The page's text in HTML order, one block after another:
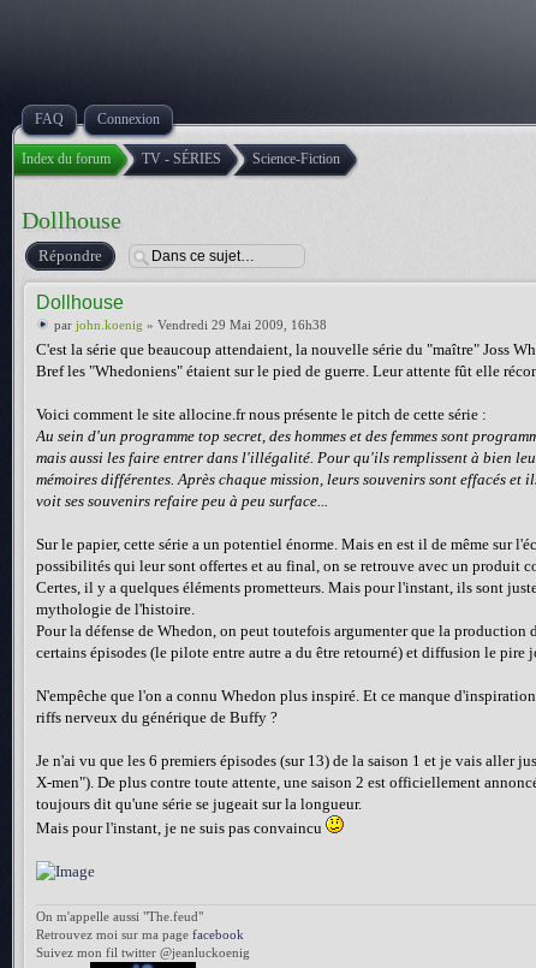
FAQ Connexion
Index du forum TV - SÉRIES Science-Fiction
Dollhouse
Répondre
Dollhouse
par john.koenig » Vendredi 29 Mai 2009, 16h38
C'est la série que beaucoup attendaient, la nouvelle série du "maître" Joss
Bref les "Whedoniens" étaient sur le pied de guerre. Leur attente fût elle
Voici comment le site allocine.fr nous présente le pitch de cette série :
Au sein d'un programme top secret, des hommes et des femmes sont
mais aussi les faire entrer dans l'illégalité. Pour qu'ils remplissent à bien
mémoires différentes. Après chaque mission, leurs souvenirs sont effacés
voit ses souvenirs refaire peu à peu surface...
Sur le papier, cette série a un potentiel énorme. Mais en est il de même sur
possibilités qui leur sont offertes et au final, on se retrouve avec un produit
Certes, il y a quelques éléments prometteurs. Mais pour l'instant, ils sont
mythologie de l'histoire.
Pour la défense de Whedon, on peut toutefois argumenter que la production
certains épisodes (le pilote entre autre a du être retourné) et diffusion le pire
N'empêche que l'on a connu Whedon plus inspiré. Et ce manque
riffs nerveux du générique de Buffy ?
Je n'ai vu que les 6 premiers épisodes (sur 13) de la saison 1 et je vais aller
X-men"). De plus contre toute attente, une saison 2 est officiellement
toujours dit qu'une série se jugeait sur la longueur.
Mais pour l'instant, je ne suis pas convaincu
On m'appelle aussi "The.feud"
Retrouvez moi sur ma page facebook
Suivez mon fil twitter @jeanluckoenig